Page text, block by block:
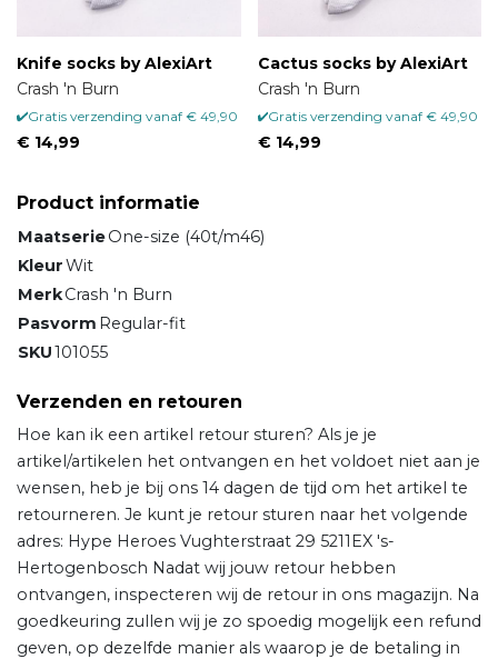
Knife socks by AlexiArt
Crash 'n Burn
Gratis verzending vanaf € 49,90
€ 14,99
Cactus socks by AlexiArt
Crash 'n Burn
Gratis verzending vanaf € 49,90
€ 14,99
Product informatie
MaatserieOne-size (40t/m46)
KleurWit
MerkCrash 'n Burn
Pasvorm Regular-fit
SKU101055
Verzenden en retouren
Hoe kan ik een artikel retour sturen? Als je je
artikel/artikelen het ontvangen en het voldoet niet aan je
wensen, heb je bij ons 14 dagen de tijd om het artikel te
retourneren. Je kunt je retour sturen naar het volgende
adres: Hype Heroes Vughterstraat 29 5211EX 's-
Hertogenbosch Nadat wij jouw retour hebben
ontvangen, inspecteren wij de retour in ons magazijn. Na
goedkeuring zullen wij je zo spoedig mogelijk een refund
geven, op dezelfde manier als waarop je de betaling in